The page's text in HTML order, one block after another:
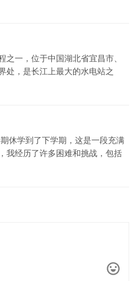
一，位于中国湖北省宜昌市、
处，是长江上最大的水电站之
休学到了下学期，这是一段充满
我经历了许多困难和挑战，包括